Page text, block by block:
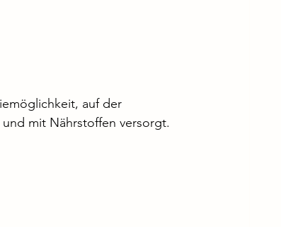
auf der
mit Nährstoffen versorgt.